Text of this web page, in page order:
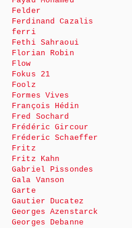
Felder
Ferdinand Cazalis
ferri
Fethi Sahraoui
Florian Robin
Flow
Fokus 21
Foolz
Formes Vives
François Hédin
Fred Sochard
Frédéric Gircour
Fréderic Schaeffer
Fritz
Fritz Kahn
Gabriel Pissondes
Gala Vanson
Garte
Gautier Ducatez
Georges Azenstarck
Georges Debanne